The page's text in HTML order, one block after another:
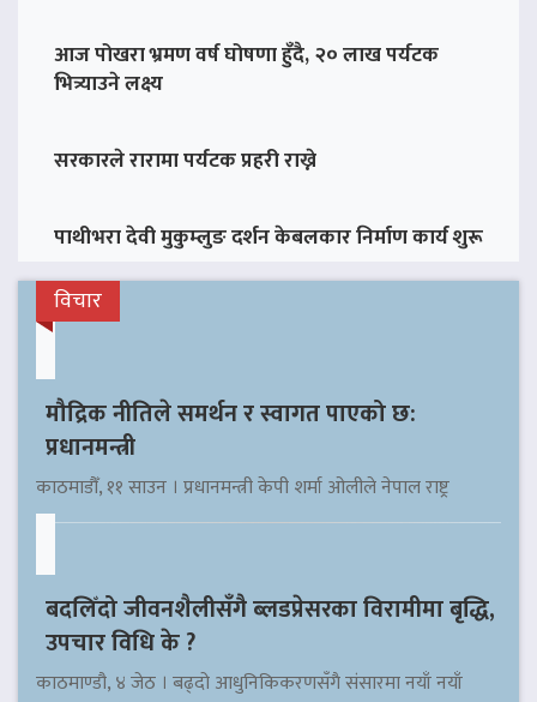
आज पोखरा भ्रमण वर्ष घोषणा हुँदै, २० लाख पर्यटक
भित्र्याउने लक्ष्य
सरकारले रारामा पर्यटक प्रहरी राख्ने
पाथीभरा देवी मुकुम्लुङ दर्शन केबलकार निर्माण कार्य शुरू
विचार
मौद्रिक नीतिले समर्थन र स्वागत पाएको छ:
प्रधानमन्त्री
काठमाडौँ, ११ साउन । प्रधानमन्त्री केपी शर्मा ओलीले नेपाल राष्ट्र
बदलिँदो जीवनशैलीसँगै ब्लडप्रेसरका विरामीमा बृद्धि,
उपचार विधि के ?
काठमाण्डौ, ४ जेठ । बढ्दो आधुनिकिकरणसँगै संसारमा नयाँ नयाँ